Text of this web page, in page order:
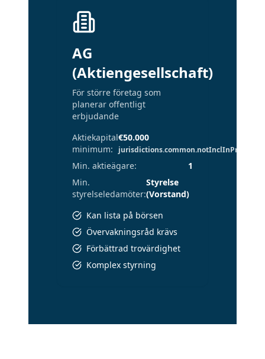
AG
(Aktiengesellschaft)
För större företag som
planerar offentligt
erbjudande
Aktiekapital
minimum:
€50.000
jurisdictions.common.notInclInPrice
Min. aktieägare:
1
Min.
styrelseledamöter:
Styrelse
(Vorstand)
Kan lista på börsen
Övervakningsråd krävs
Förbättrad trovärdighet
Komplex styrning